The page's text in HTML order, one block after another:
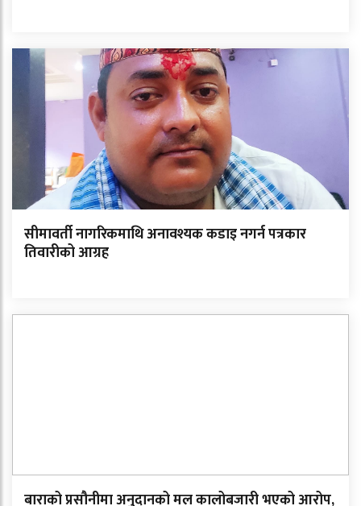
सीमावर्ती नागरिकमाथि अनावश्यक कडाइ नगर्न पत्रकार
तिवारीको आग्रह
बाराको प्रसौनीमा अनुदानको मल कालोबजारी भएको आरोप,